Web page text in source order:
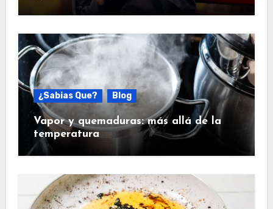
¿Sabias Que? Blog
Vapor y quemaduras: más allá de la
temperatura